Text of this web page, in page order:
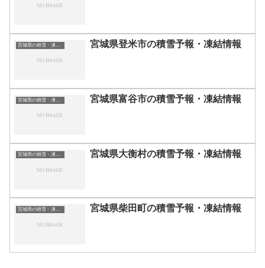
宮城県登米市の積雪予報・凍結情報
宮城県富谷市の積雪予報・凍結情報
宮城県の積雪・凍結情報 宮城県大衡村の積雪予報・凍結情報
宮城県の積雪・凍結情報 宮城県柴田町の積雪予報・凍結情報